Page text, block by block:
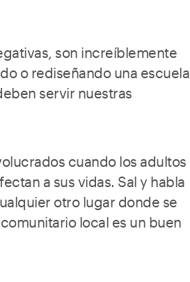
son increíblemente
o rediseñando una escuela
servir nuestras
cuando los adultos
a sus vidas. Sal y habla
otro lugar donde se
local es un buen